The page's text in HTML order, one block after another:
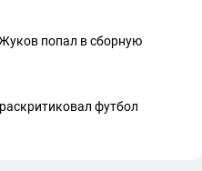
попал в сборную
футбол